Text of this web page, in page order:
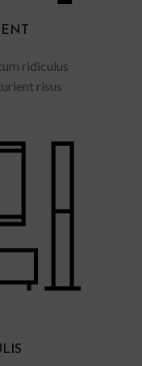
ridiculus
risus